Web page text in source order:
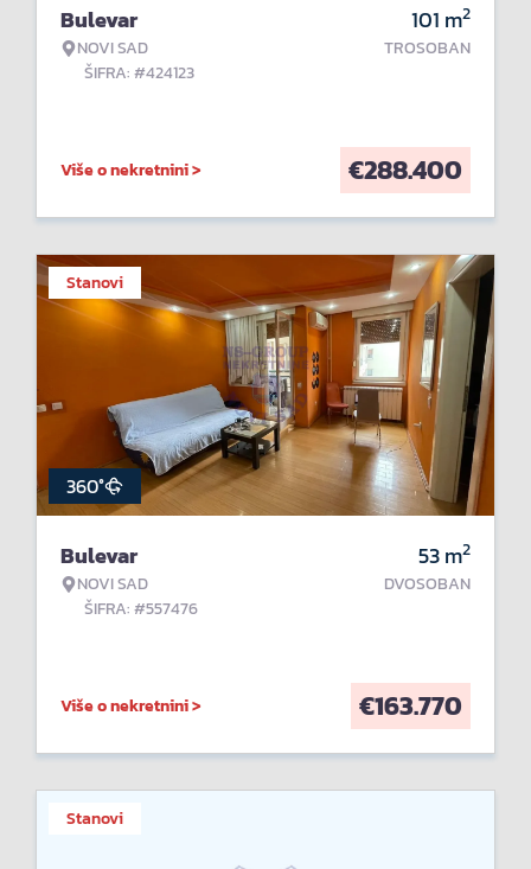
Bulevar
NOVI SAD
ŠIFRA: #424123
101 m2
TROSOBAN
Više o nekretnini > €288.400
Stanovi
360°
Bulevar
NOVI SAD
ŠIFRA: #557476
53m2
DVOSOBAN
Više o nekretnini > €163.770
Stanovi